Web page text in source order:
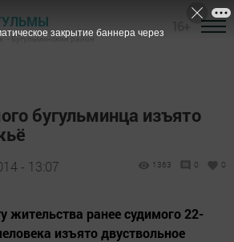
- Бугульминский район
бугульминца изъято
- 13:07 1363 0 0
жительства ранее судимого 22-
изъято двуствольное
закрытие баннера через